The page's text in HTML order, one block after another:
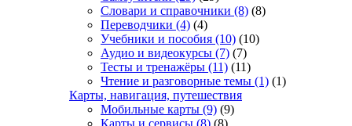
Словари и справочники (8) (8)
Переводчики (4) (4)
Учебники и пособия (10) (10)
Аудио и видеокурсы (7) (7)
Тесты и тренажёры (11) (11)
Чтение и разговорные темы (1) (1)
Карты, навигация, путешествия
Мобильные карты (9) (9)
Карты и сервисы (8) (8)